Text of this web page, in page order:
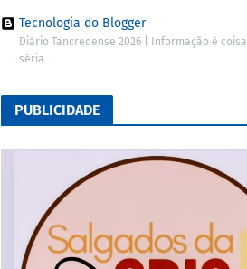
Tecnologia do Blogger
Diário Tancredense 2026 | Informação é coisa
séria
PUBLICIDADE